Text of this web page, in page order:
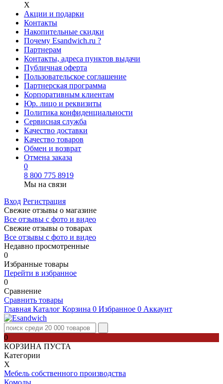
Х
Акции и подарки
Контакты
Накопительные скидки
Почему Esandwich.ru ?
Партнерам
Контакты, адреса пунктов выдачи
Публичная оферта
Пользовательское соглашение
Партнерская программа
Корпоративным клиентам
Юр. лицо и реквизиты
Политика конфиденциальности
Сервисная служба
Качество доставки
Качество товаров
Обмен и возврат
Отмена заказа
0
8 800 775 8919
Мы на связи
Вход Регистрация
Свежие отзывы о магазине
Все отзывы с фото и видео
Свежие отзывы о товарах
Все отзывы c фото и видео
Недавно просмотренные
0
Избранные товары
Перейти в избранное
0
Сравнение
Сравнить товары
Главная Каталог Корзина 0 Избранное 0 Аккаунт
0
КОРЗИНА ПУСТА
Категории
Х
Мебель собственного производства
Комоды